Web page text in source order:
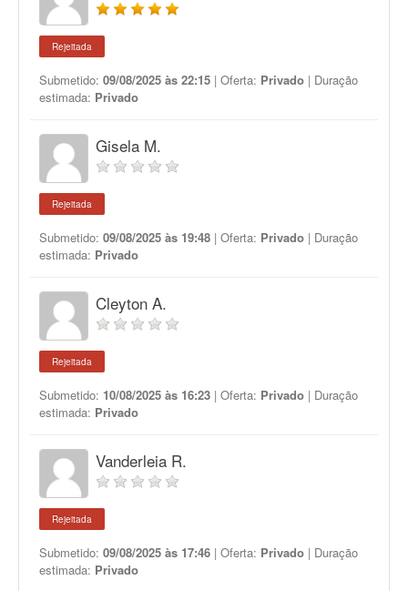
Rejeitada
Submetido: 09/08/2025 às 22:15 | Oferta: Privado | Duração
estimada: Privado
Gisela M.
Rejeitada
Submetido: 09/08/2025 às 19:48 | Oferta: Privado | Duração
estimada: Privado
Cleyton A.
Rejeitada
Submetido: 10/08/2025 às 16:23 | Oferta: Privado | Duração
estimada: Privado
Vanderleia R.
Rejeitada
Submetido: 09/08/2025 às 17:46 | Oferta: Privado | Duração
estimada: Privado